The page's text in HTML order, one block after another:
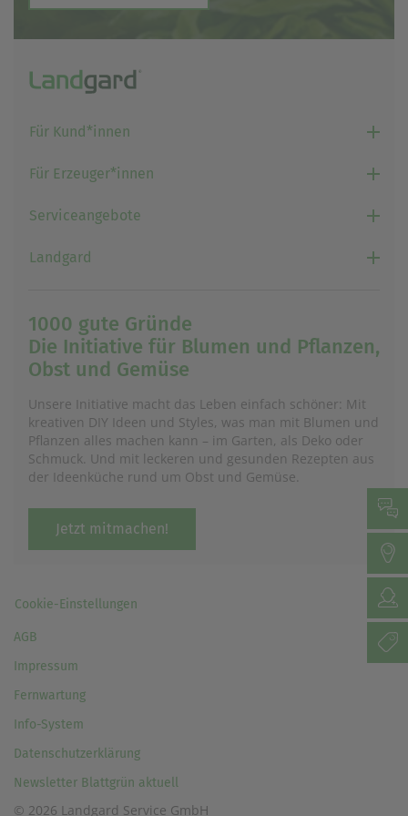
einem erneuten Besuch der Seite schnell wieder zur
Wir verwenden Cookies für Personalisierung, um Ihnen
Inhalte anzuzeigen, die relevanter für Sie sind. So
die genau auf Ihr bisheriges Suchverhalten
Für Kund*innen
Für Erzeuger*innen
Serviceangebote
Landgard
1000 gute Gründe
Die Initiative für Blumen und Pflanzen,
Obst und Gemüse
Unsere Initiative macht das Leben einfach schöner: Mit
kreativen DIY Ideen und Styles, was man mit Blumen und
Pflanzen alles machen kann – im Garten, als Deko oder
Schmuck. Und mit leckeren und gesunden Rezepten aus
der Ideenküche rund um Obst und Gemüse.
Jetzt mitmachen!
Cookie-Einstellungen
AGB
Impressum
Fernwartung
Info-System
Datenschutzerklärung
Newsletter Blattgrün aktuell
© 2026 Landgard Service GmbH